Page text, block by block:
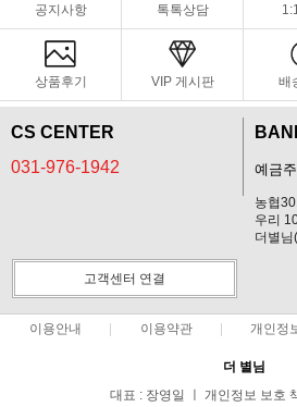
공지사항 톡톡상담
상품후기 VIP 게시판 배
CS CENTER
031-976-1942
예금
농협
우리
더별
고객센터 연결
이용안내 이용약관 개인정
더 별님
대표 : 장영일 ㅣ 개인정보 보호